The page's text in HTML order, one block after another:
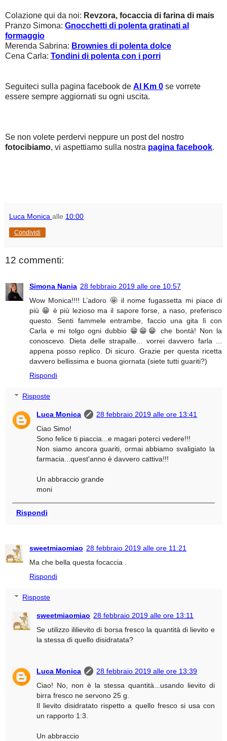
Colazione qui da noi: Revzora, focaccia di farina di mais
Pranzo Simona: Gnocchetti di polenta gratinati al
formaggio
Merenda Sabrina: Brownies di polenta dolce
Cena Carla: Tondini di polenta con i porri
Seguiteci sulla pagina facebook de Al Km 0 se vorrete
essere sempre aggiornati su ogni uscita.
Se non volete perdervi neppure un post del nostro
fotocibiamo, vi aspettiamo sulla nostra pagina facebook.
Luca Monica alle 10:00
Condividi
12 commenti:
Simona Nania 28 febbraio 2019 alle ore 10:57
Wow Monica!!!! L’adoro 🤩 il nome fugassetta mi piace di
più 😁 è più lezioso ma il sapore forse, a naso, preferisco
questo. Senti fammele entrambe, faccio una gita lì con
Carla e mi tolgo ogni dubbio 😁😁😁 che bontà! Non la
conoscevo. Dieta delle strapalle... vorrei davvero farla ...
appena posso replico. Di sicuro. Grazie per questa ricetta
davvero bellissima e buona giornata (siete tutti guariti?)
Rispondi
Risposte
Luca Monica
28 febbraio 2019 alle ore 13:41
Ciao Simo!
Sono felice ti piaccia...e magari poterci vedere!!!
Non siamo ancora guariti, ormai abbiamo svaligiato la
farmacia...quest'anno è davvero cattiva!!!
Un abbraccio grande
moni
Rispondi
sweetmiaomiao 28 febbraio 2019 alle ore 11:21
Ma che bella questa focaccia .
Rispondi
Risposte
sweetmiaomiao 28 febbraio 2019 alle ore 13:11
Se utilizzo ililievito di borsa fresco la quantità di lievito e
la stessa di quello disidratata?
Luca Monica
28 febbraio 2019 alle ore 13:39
Ciao! No, non è la stessa quantità...usando lievito di
birra fresco ne servono 25 g.
Il lievito disidratato rispetto a quello fresco si usa con
un rapporto 1:3.
Un abbraccio